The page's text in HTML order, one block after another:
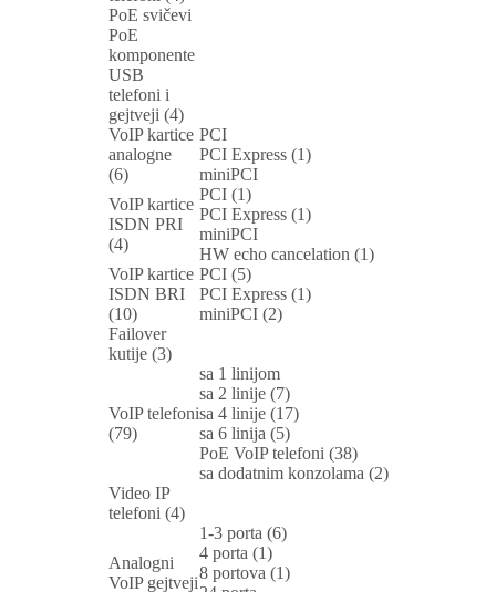
PoE svičevi
PoE
komponente
USB
telefoni i
gejtveji (4)
VoIP kartice
analogne
(6)
PCI
PCI Express (1)
miniPCI
VoIP kartice
ISDN PRI
(4)
PCI (1)
PCI Express (1)
miniPCI
HW echo cancelation (1)
VoIP kartice
ISDN BRI
(10)
PCI (5)
PCI Express (1)
miniPCI (2)
Failover
kutije (3)
VoIP telefoni
(79)
sa 1 linijom
sa 2 linije (7)
sa 4 linije (17)
sa 6 linija (5)
PoE VoIP telefoni (38)
sa dodatnim konzolama (2)
Video IP
telefoni (4)
Analogni
VoIP gejtveji
1-3 porta (6)
4 porta (1)
8 portova (1)